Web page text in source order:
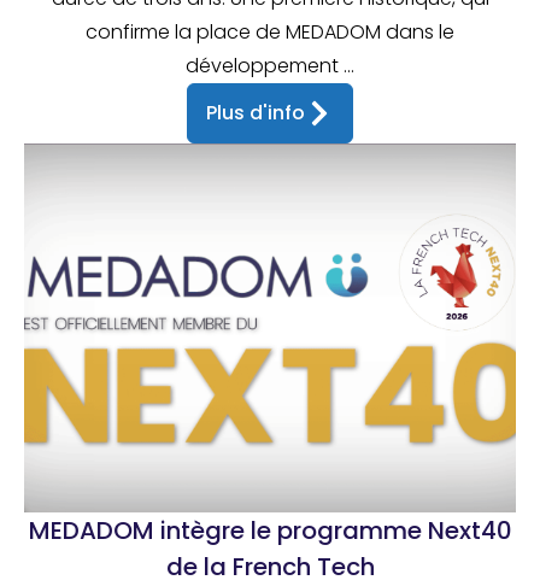
confirme la place de MEDADOM dans le
développement ...
Plus d'info
MEDADOM intègre le programme Next40
de la French Tech